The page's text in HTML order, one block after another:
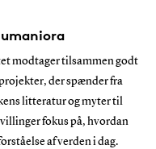
modtager tilsammen godt
der spænder fra
litteratur og myter til
fokus på, hvordan
af verden i dag.